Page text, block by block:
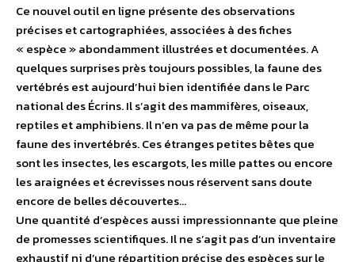
Ce nouvel outil en ligne présente des observations
précises et cartographiées, associées à des fiches
« espèce » abondamment illustrées et documentées. A
quelques surprises près toujours possibles, la faune des
vertébrés est aujourd’hui bien identifiée dans le Parc
national des Écrins. Il s’agit des mammifères, oiseaux,
reptiles et amphibiens. Il n’en va pas de même pour la
faune des invertébrés. Ces étranges petites bêtes que
sont les insectes, les escargots, les mille pattes ou encore
les araignées et écrevisses nous réservent sans doute
encore de belles découvertes…
Une quantité d’espèces aussi impressionnante que pleine
de promesses scientifiques. Il ne s’agit pas d’un inventaire
exhaustif ni d’une répartition précise des espèces sur le